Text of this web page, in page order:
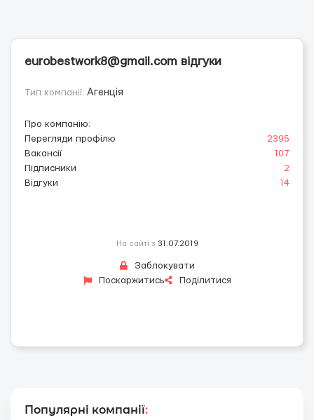
eurobestwork8@gmail.com відгуки
Тип компанії: Агенція
Про компанію:
Перегляди профілю
2395
Вакансії
107
Підписники
2
Відгуки
14
На сайті з 31.07.2019
Заблокувати
Поскаржитись
Поділитися
Популярні компанії: